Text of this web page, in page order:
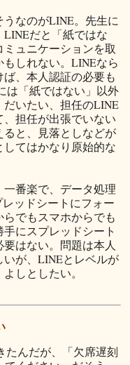
なのがLINE。先生に
だと「紙ではな
ュニケーションを取
しれない。LINEなら
、本人認証の必要も
は「紙ではない」以外
いたい、担任のLINE
担任が出張でいない
と、見落としなどが
てはかなり原始的な
番楽で、データ処理
ッドシートにフォー
でもスマホからでも
にスプレッドシート
はない。問題は本人
が、LINEとレベルが
しとしたい。
たんだが、「欠席遅刻